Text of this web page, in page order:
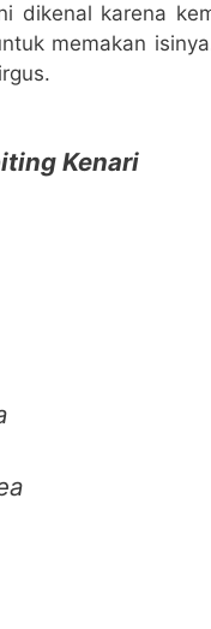
dikenal karena
memakan
Kenari